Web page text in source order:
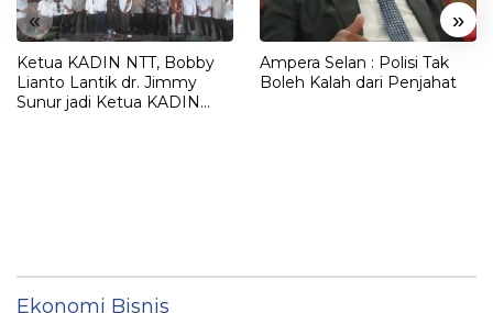
« »
Ketua KADIN NTT, Bobby
Lianto Lantik dr. Jimmy
Sunur jadi Ketua KADIN
Ampera Selan : Polisi Tak
Boleh Kalah dari Penjahat
Ekonomi Bisnis